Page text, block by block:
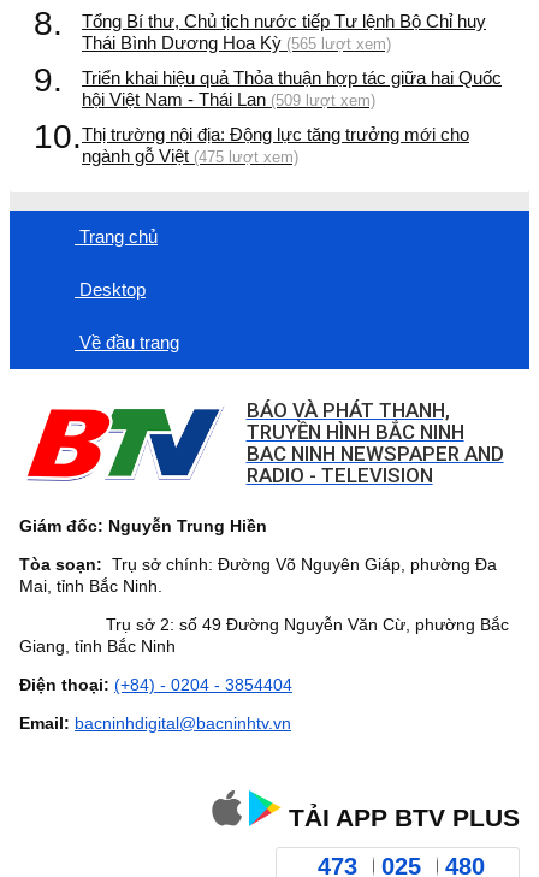
8.
Tổng Bí thư, Chủ tịch nước tiếp Tư lệnh Bộ Chỉ huy
Thái Bình Dương Hoa Kỳ (565 lượt xem)
9.
Triển khai hiệu quả Thỏa thuận hợp tác giữa hai Quốc
hội Việt Nam - Thái Lan (509 lượt xem)
10.Thị trường nội địa: Động lực tăng trưởng mới cho
ngành gỗ Việt (475 lượt xem)
Trang chủ
Desktop
Về đầu trang
BÁO VÀ PHÁT THANH,
TRUYỀN HÌNH BẮC NINH
BAC NINH NEWSPAPER AND
RADIO - TELEVISION
Giám đốc: Nguyễn Trung Hiền
Tòa soạn: Trụ sở chính: Đường Võ Nguyên Giáp, phường Đa
Mai, tỉnh Bắc Ninh.
Trụ sở 2: số 49 Đường Nguyễn Văn Cừ, phường Bắc
Giang, tỉnh Bắc Ninh
Điện thoại: (+84) - 0204 - 3854404
Email: bacninhdigital@bacninhtv.vn
TẢI APP BTV PLUS
473 025 480